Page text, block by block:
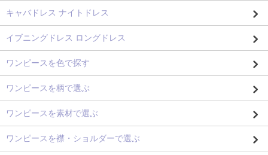
キャバドレス ナイトドレス
イブニングドレス ロングドレス
ワンピースを色で探す
ワンピースを柄で選ぶ
ワンピースを素材で選ぶ
ワンピースを襟・ショルダーで選ぶ